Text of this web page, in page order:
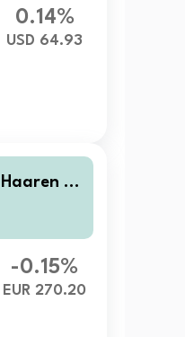
0.14%
USD 64.93
N
-0.15%
EUR 270.20